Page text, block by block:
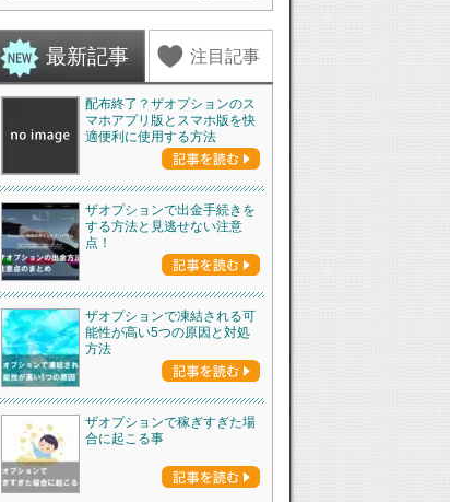
最新記事 注目記事
配布終了？ザオプションのス
マホアプリ版とスマホ版を快
適便利に使用する方法
ザオプションで出金手続きを
する方法と見逃せない注意
点！
ザオプションで凍結される可
能性が高い5つの原因と対処
方法
ザオプションで稼ぎすぎた場
合に起こる事